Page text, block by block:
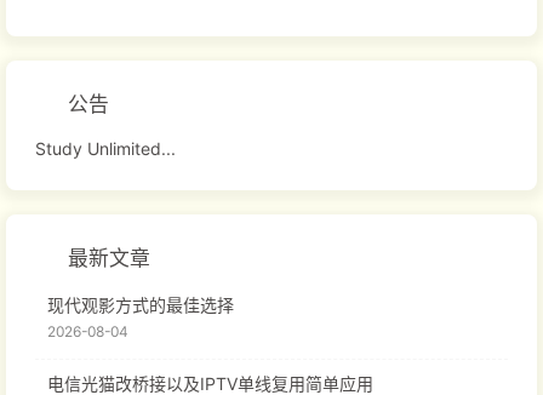
公告
Study Unlimited...
最新文章
现代观影方式的最佳选择
2026-08-04
电信光猫改桥接以及IPTV单线复用简单应用